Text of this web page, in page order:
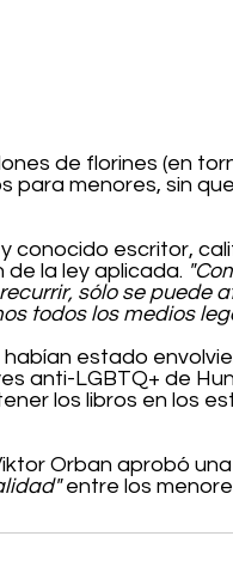
de florines (en
para menores, sin
y conocido escritor,
la ley aplicada.
sólo se puede
todos los medios
estado
anti-LGBTQ+ de
los libros en los
Orban aprobó
entre los